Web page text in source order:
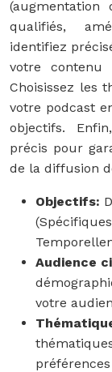
(augmentation
qualifiés,
identifiez
votre contenu
Choisissez les
votre podcast
objectifs.
précis pour
de la diffusion
Objectifs:
Audience
votre